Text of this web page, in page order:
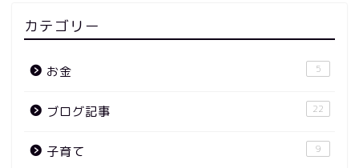
カテゴリー
お金 5
ブログ記事 22
子育て 9